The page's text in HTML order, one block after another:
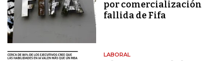
por comercialización
fallida de Fifa
LABORAL